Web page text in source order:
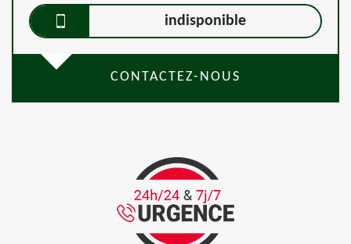
indisponible
CONTACTEZ-NOUS